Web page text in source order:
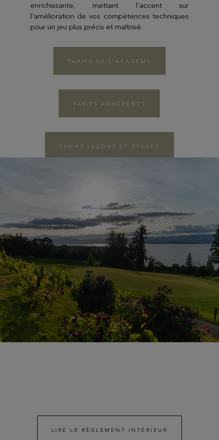
enrichissante, mettant l'accent sur
l'amélioration de vos compétences techniques
pour un jeu plus précis et maîtrisé.
TARIFS DE L'ACADEMY
TARIFS ADHÉRENTS
TARIFS LEÇONS ET STAGES
LIRE LE RÈGLEMENT INTÉRIEUR